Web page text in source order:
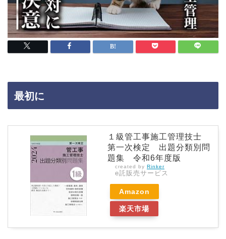
最初に
１級管工事施工管理技士
第一次検定 出題分類別問
題集 令和6年度版
created by Rinker
e託販売サービス
Amazon
楽天市場